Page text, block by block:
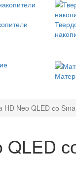
HD Neo QLED со